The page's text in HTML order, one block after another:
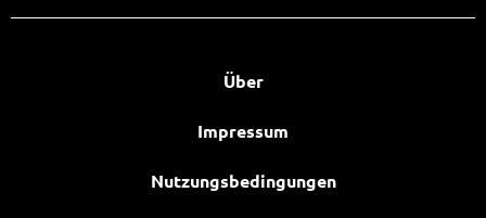
Über
Impressum
Nutzungsbedingungen